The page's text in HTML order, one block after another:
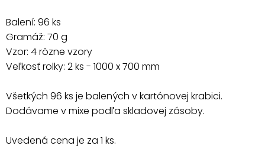
Balení: 96 ks
Gramáž: 70 g
Vzor: 4 rôzne vzory
Veľkosť rolky: 2 ks - 1000 x 700 mm
Všetkých 96 ks je balených v kartónovej krabici.
Dodávame v mixe podľa skladovej zásoby.
Uvedená cena je za 1 ks.